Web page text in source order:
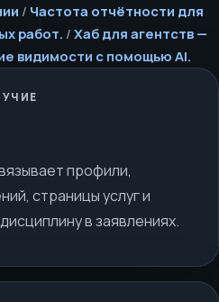
/ Частота отчётности для
работ. / Хаб для агентств —
видимости с помощью AI.
профили,
страницы услуг и
в заявлениях.